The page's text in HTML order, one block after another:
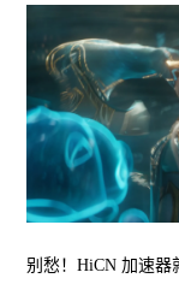
别愁！HiCN 加速器